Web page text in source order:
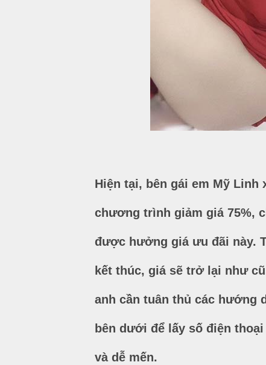
Hiện tại, bên gái em Mỹ Linh
chương trình giảm giá 75%,
được hưởng giá ưu đãi này.
kết thúc, giá sẽ trở lại như
anh cần tuân thủ các hướng
bên dưới để lấy số điện
và dễ mến.